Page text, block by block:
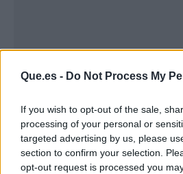
Que.es - Do Not Process My
If you wish to opt-out of the sale,
processing of your personal or
targeted advertising by us, please
section to confirm your selection.
opt-out request is processed you
Publicidad